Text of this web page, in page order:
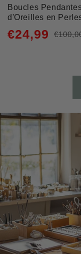
Boucles
d'Oreilles en
Prix
Prix
€24,99